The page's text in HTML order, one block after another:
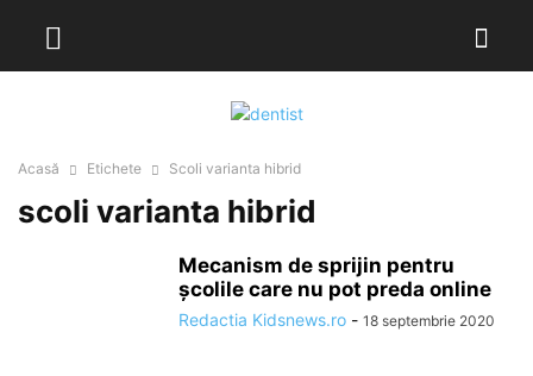
Acasă Etichete Scoli varianta hibrid
scoli varianta hibrid
Mecanism de sprijin pentru
școlile care nu pot preda online
Redactia Kidsnews.ro - 18 septembrie 2020